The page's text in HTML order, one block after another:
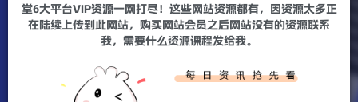
堂6大平台VIP资源一网打尽！这些网站资源都有，因资源太多正
在陆续上传到此网站，购买网站会员之后网站没有的资源联系
我，需要什么资源课程发给我。